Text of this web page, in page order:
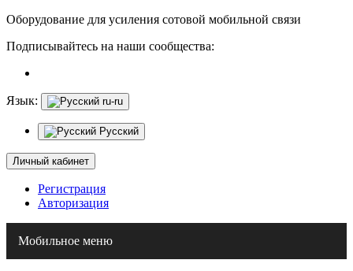
Оборудование для усиления сотовой мобильной связи
Подписывайтесь на наши сообщества:
Язык: ru-ru
Русский
Личный кабинет
Регистрация
Авторизация
Мобильное меню